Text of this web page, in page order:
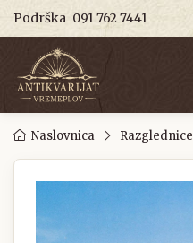
Podrška 091 762 7441
Naslovnica Razglednice